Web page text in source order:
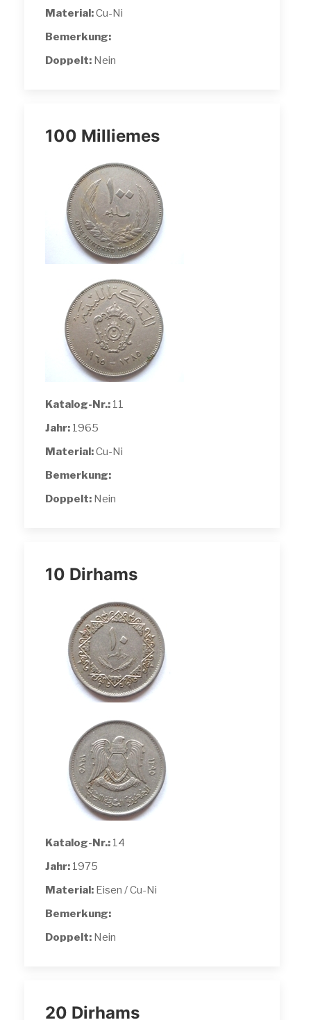
Material:Cu-Ni
Bemerkung:
Doppelt: Nein
100 Milliemes
Katalog-Nr.: 11
Jahr: 1965
Material:Cu-Ni
Bemerkung:
Doppelt: Nein
10 Dirhams
Katalog-Nr.: 14
Jahr: 1975
Material: Eisen / Cu-Ni
Bemerkung:
Doppelt: Nein
20 Dirhams